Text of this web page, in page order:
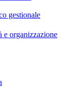
gestionale
organizzazione